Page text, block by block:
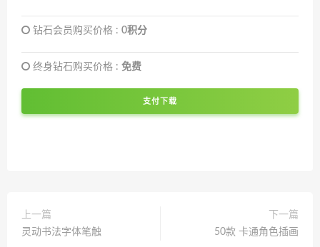
钻石会员购买价格 : 0积分
终身钻石购买价格 : 免费
支付下载
上一篇
灵动书法字体笔触
下一篇
50款 卡通角色插画